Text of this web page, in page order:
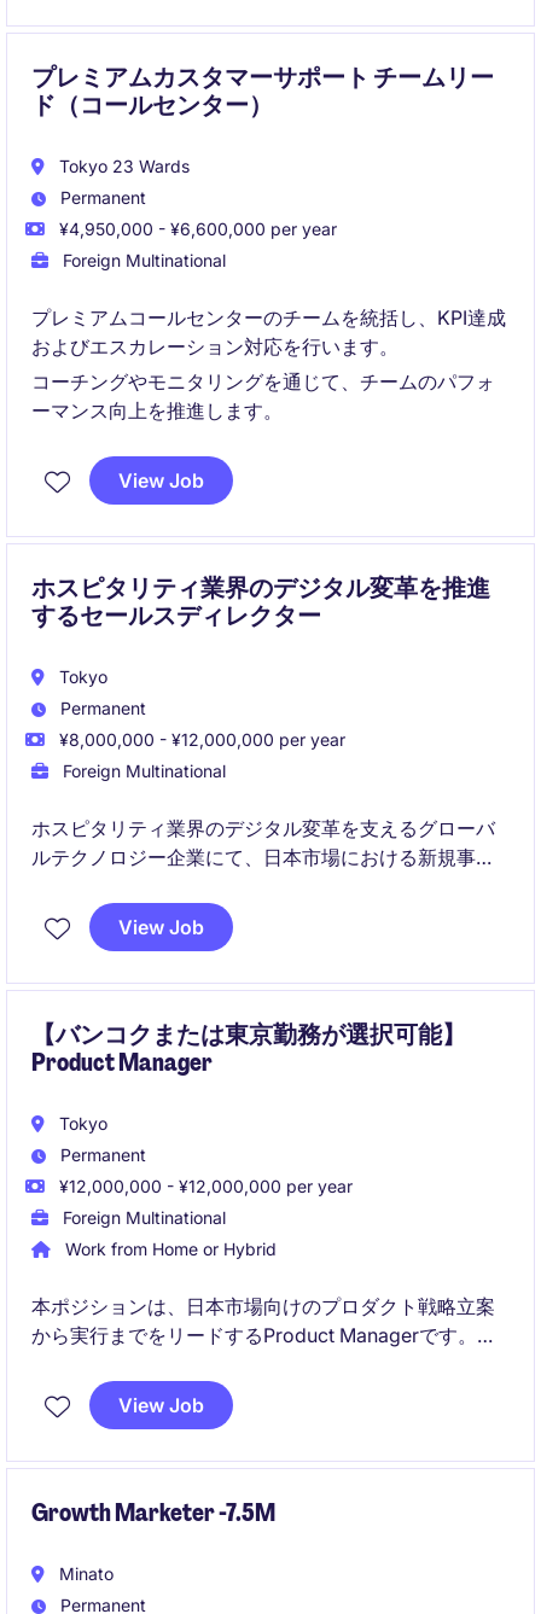
プレミアムカスタマーサポート チームリー
ド（コールセンター）
Tokyo 23 Wards
Permanent
¥4,950,000 - ¥6,600,000 per year
Foreign Multinational
プレミアムコールセンターのチームを統括し、KPI達成
およびエスカレーション対応を行います。
コーチングやモニタリングを通じて、チームのパフォ
ーマンス向上を推進します。
View Job
ホスピタリティ業界のデジタル変革を推進
するセールスディレクター
Tokyo
Permanent
¥8,000,000 - ¥12,000,000 per year
Foreign Multinational
ホスピタリティ業界のデジタル変革を支えるグローバ
ルテクノロジー企業にて、日本市場における新規事業
ェーンや主要顧客との戦略的なパートナーシップを構
築しながら、市場拡大と事業成長を推進していただき
View Job
【バンコクまたは東京勤務が選択可能】
Product Manager
Tokyo
Permanent
¥12,000,000 - ¥12,000,000 per year
Foreign Multinational
Work from Home or Hybrid
本ポジションは、日本市場向けのプロダクト戦略立案
から実行までをリードするProduct Managerです。東
しながらサービス品質の向上と事業成長に貢献いただ
きます。
View Job
Growth Marketer -7.5M
Minato
Permanent